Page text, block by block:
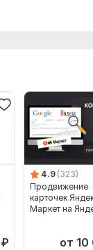
₽
4.9 (323)
Продвижение
карточек
Маркет на
от